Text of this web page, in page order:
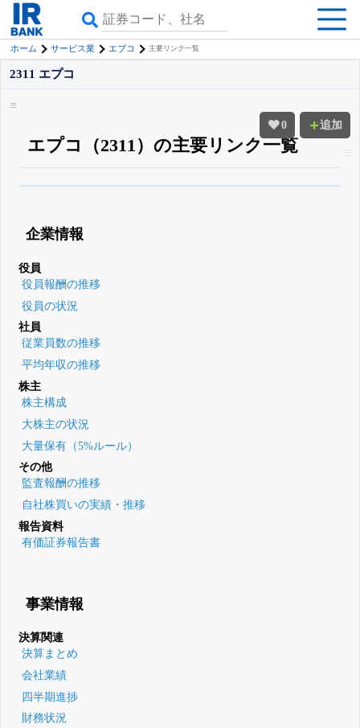
ホーム サービス業 エプコ 主要リンク一覧
0 追加
2311 エプコ
エプコ（2311）の主要リンク一覧
登録すると永久30%OFFと米株版の先行利用も付きます
企業情報
役員
役員報酬の推移
役員の状況
社員
従業員数の推移
平均年収の推移
株主
株主構成
大株主の状況
大量保有（5%ルール）
その他
監査報酬の推移
自社株買いの実績・推移
報告資料
有価証券報告書
事業情報
決算関連
決算まとめ
会社業績
四半期進捗
財務状況